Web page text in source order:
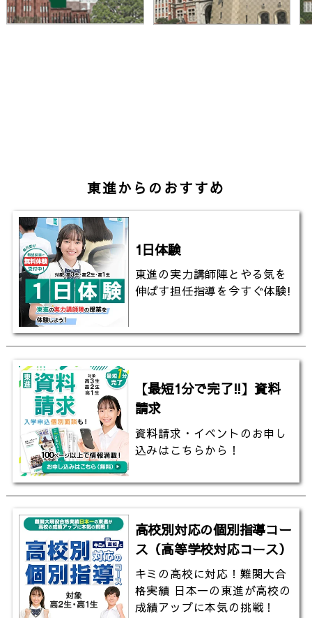
平山さん（大学院自然科学教育部化学コース）「金属
部。
あなたも熊本大学理学部で幅広く学び、世界レベルの
面白い研究で未来を想像しませんか？
▼熊本大学理学部について
熊本大学理学部は1949年（昭和24年）に発足しまし
廃止し理学部理学科の1学科制を導入しました。大学
１、２年次に基礎を固めることで３、４年また大学院
次で専門分野を深く学ぶことが出来る教育体制が築か
れています。
▼熊本大学設置学部
文学部 教育学部 法学部 理学部 医学部 薬学
部 工学部
▼熊本大学のHPはこちら
www.kumamoto-u.ac.jp
▼熊本大学理学部のHPはこちら
熊本大学理学部
東進からのおすすめ
1日体験
東進の実力講師陣とやる気を
伸ばす担任指導を今すぐ体験!
【最短1分で完了!!】資料
請求
資料請求・イベントのお申し
込みはこちらから！
高校別対応の個別指導コー
ス（高等学校対応コース）
キミの高校に対応！難関大合
格実績 日本一の東進が高校の
成績アップに本気の挑戦！